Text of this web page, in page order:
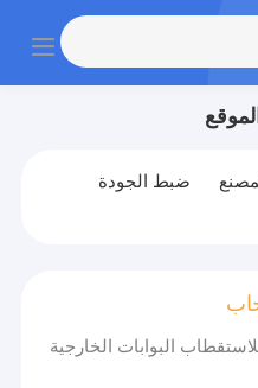
ضبط الجودة
للاستقطاب البوابات الخارجية